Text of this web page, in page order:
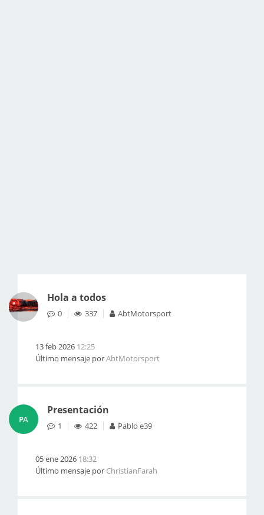
Hola a todos
0 337 AbtMotorsport
13 feb 2026 12:25
Último mensaje porAbtMotorsport
PA
Presentación
1 422 Pablo e39
05 ene 2026 18:32
Último mensaje por ChristianFarah